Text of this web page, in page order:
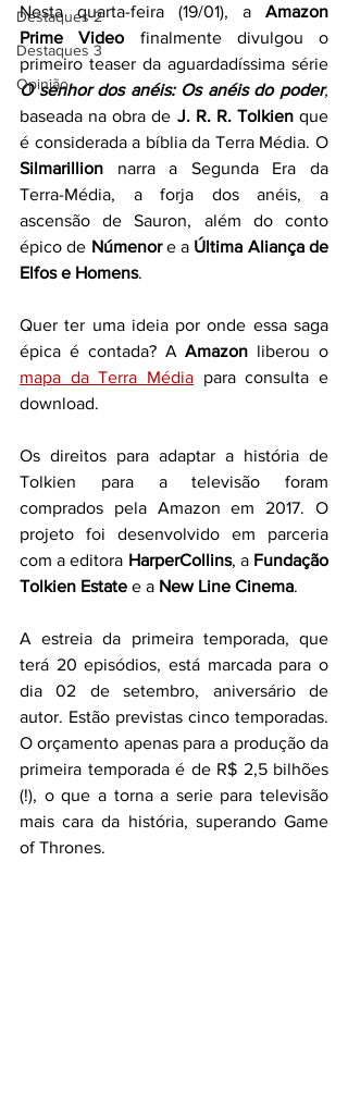
Destaques 2
Destaques 3
Opinião
Nesta quarta-feira (19/01), a Amazon
Prime Video finalmente divulgou o
O senhor dos anéis: Os anéis do poder
baseada na obra de J. R. R. Tolkien que
Silmarillion narra a Segunda Era da
Terra-Média, a forja dos anéis, a
ascensão de Sauron, além do conto
épico de Númenor e a Última Aliança de
Elfos e Homens.
Quer ter uma ideia por onde essa saga
épica é contada? A Amazon liberou o
mapa da Terra Média para consulta e
download.
Os direitos para adaptar a história de
Tolkien para a televisão foram
comprados pela Amazon em 2017. O
projeto foi desenvolvido em parceria
com a editora HarperCollins, a Fundação
Tolkien Estate e a New Line Cinema.
A estreia da primeira temporada, que
terá 20 episódios, está marcada para o
dia 02 de setembro, aniversário de
autor. Estão previstas cinco temporadas.
O orçamento apenas para a produção da
primeira temporada é de R$ 2,5 bilhões
(!), o que a torna a serie para televisão
mais cara da história, superando Game
of Thrones.